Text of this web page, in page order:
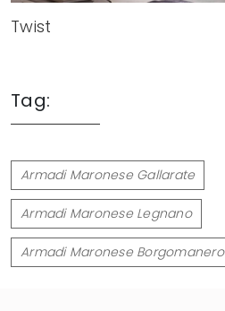
Twist
Tag:
Armadi Maronese Gallarate
Armadi Maronese Legnano
Armadi Maronese Borgomanero